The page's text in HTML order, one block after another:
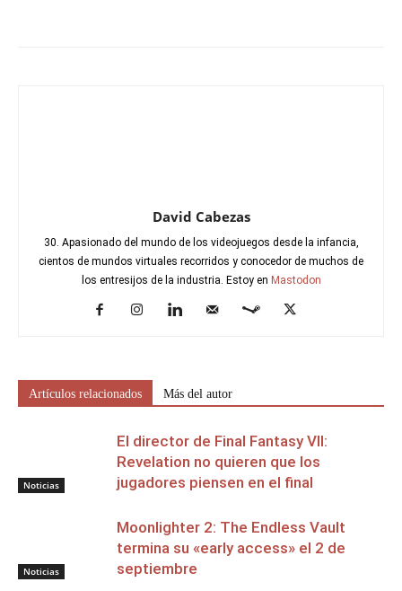
David Cabezas
30. Apasionado del mundo de los videojuegos desde la infancia,
cientos de mundos virtuales recorridos y conocedor de muchos de
los entresijos de la industria. Estoy en Mastodon
Artículos relacionados Más del autor
Noticias
El director de Final Fantasy VII:
Revelation no quieren que los
jugadores piensen en el final
Noticias
Moonlighter 2: The Endless Vault
termina su «early access» el 2 de
septiembre